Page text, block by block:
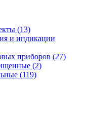
(13)
и индикации
приборов (27)
(2)
(119)